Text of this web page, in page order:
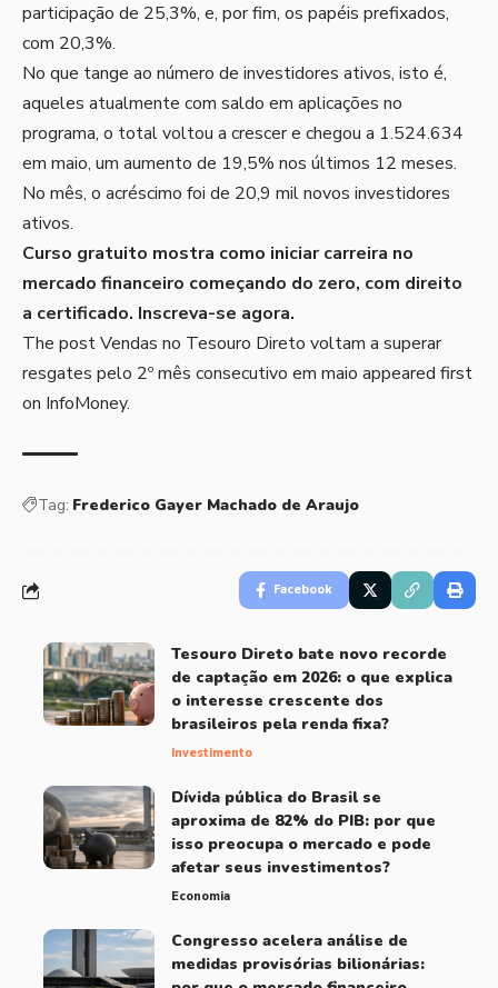
participação de 25,3%, e, por fim, os papéis prefixados,
com 20,3%.
No que tange ao número de investidores ativos, isto é,
aqueles atualmente com saldo em aplicações no
programa, o total voltou a crescer e chegou a 1.524.634
em maio, um aumento de 19,5% nos últimos 12 meses.
No mês, o acréscimo foi de 20,9 mil novos investidores
ativos.
Curso gratuito mostra como iniciar carreira no
mercado financeiro começando do zero, com direito
a certificado. Inscreva-se agora.
The postVendas no Tesouro Direto voltam a superar
resgates pelo 2º mês consecutivo em maio appeared first
on InfoMoney.
Tag: Frederico Gayer Machado de Araujo
Facebook
Tesouro Direto bate novo recorde
de captação em 2026: o que explica
o interesse crescente dos
brasileiros pela renda fixa?
Investimento
Dívida pública do Brasil se
aproxima de 82% do PIB: por que
isso preocupa o mercado e pode
afetar seus investimentos?
Economia
Congresso acelera análise de
medidas provisórias bilionárias: